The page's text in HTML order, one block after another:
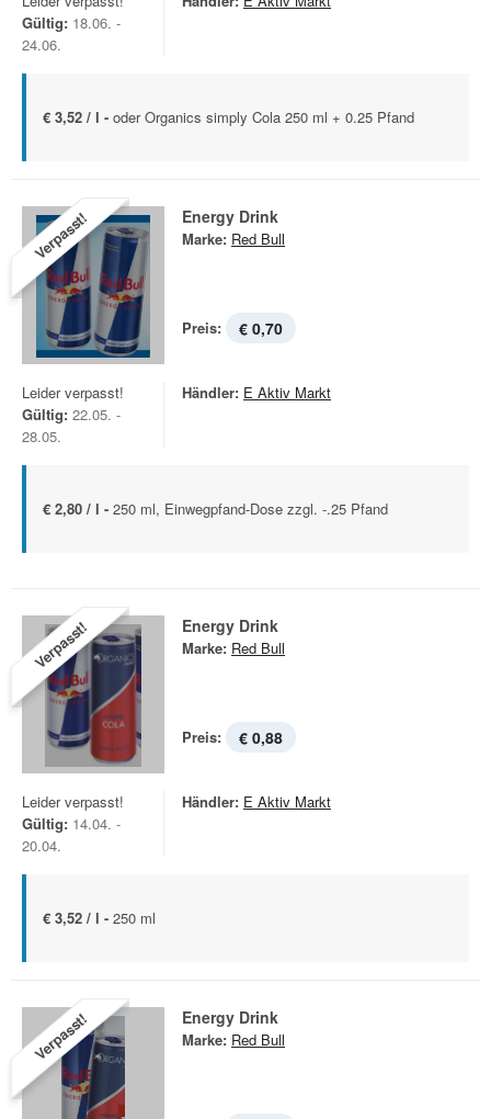
Gültig: 18.06. -
24.06.
€ 3,52 / l - oder Organics simply Cola 250 ml + 0.25 Pfand
Verpasst! Energy Drink
Marke: Red Bull
Preis: € 0,70
Leider verpasst!
Gültig: 22.05. -
28.05.
Händler: E Aktiv Markt
€ 2,80 / l - 250 ml, Einwegpfand-Dose zzgl. -.25 Pfand
Verpasst! Energy Drink
Marke: Red Bull
Preis: € 0,88
Leider verpasst!
Gültig: 14.04. -
20.04.
Händler: E Aktiv Markt
€ 3,52 / l - 250 ml
Verpasst! Energy Drink
Marke: Red Bull